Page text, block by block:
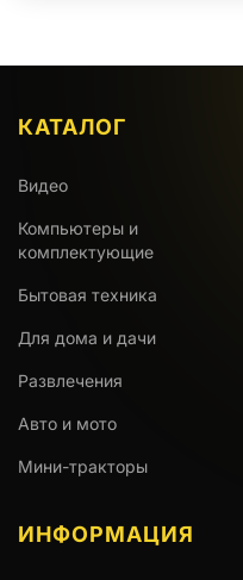
КАТАЛОГ
Видео
Компьютеры и
комплектующие
Бытовая техника
Для дома и дачи
Развлечения
Авто и мото
Мини-тракторы
ИНФОРМАЦИЯ